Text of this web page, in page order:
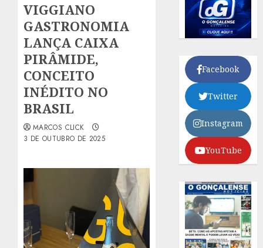
VIGGIANO
GASTRONOMIA
LANÇA CAIXA
PIRÂMIDE,
CONCEITO
INÉDITO NO
BRASIL
MARCOS CLICK
3 DE OUTUBRO DE 2025
Facebook
Twitter
Instagram
YouTube